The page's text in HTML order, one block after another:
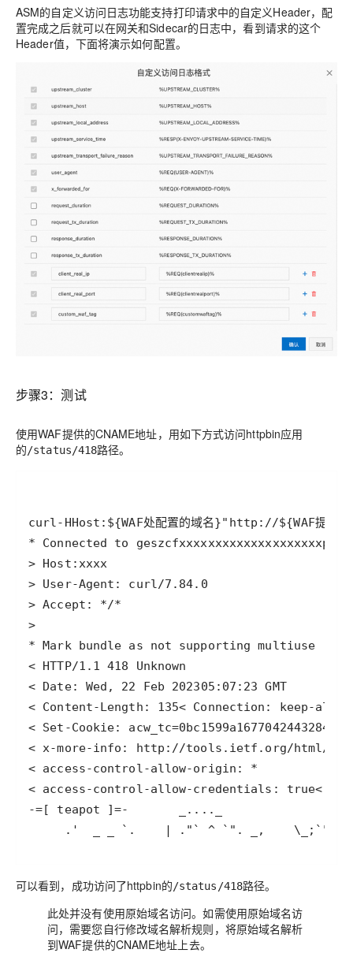
ASM的自定义访问日志功能支持打印请求中的自定义Header，配
置完成之后就可以在网关和Sidecar的日志中，看到请求的这个
Header值，下面将演示如何配置。
步骤3：测试
使用WAF提供的CNAME地址，用如下方式访问httpbin应用
的/status/418路径。
curl-HHost : ${WAF处配置的域名}"http://${WAF提供
* Connected to
> User-Agent: curl
< HTTP/1.1 418
< Date: Wed, 22 Feb 202305
:07:23 GMT
< Content-Length: 135
< Set-Cookie: acw_tc=
< access-control-allow-credentials: true< x-
-=[ teapot ]=-
     .
'  _ _ `.
    | ."` ^ `". _,
可以看到，成功访问了httpbin的/status/418路径。
此处并没有使用原始域名访问。如需使用原始域名访
问，需要您自行修改域名解析规则，将原始域名解析
到WAF提供的CNAME地址上去。